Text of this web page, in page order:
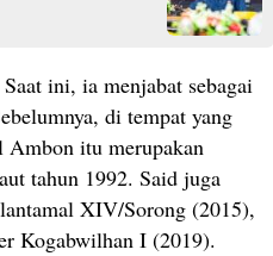
ini, ia menjabat sebagai
di tempat yang
Ambon itu merupakan
tahun 1992. Said juga
XIV/Sorong (2015),
Kogabwilhan I (2019).